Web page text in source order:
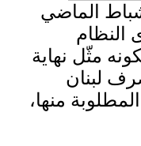
الماضي
النظام
مثّل نهاية
لبنان
منها،